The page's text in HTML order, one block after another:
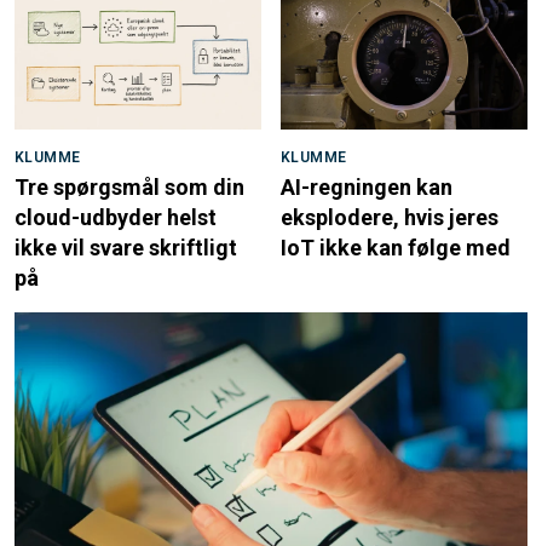
KLUMME
Tre spørgsmål som din
cloud-udbyder helst
ikke vil svare skriftligt
på
KLUMME
AI-regningen kan
eksplodere, hvis jeres
IoT ikke kan følge med